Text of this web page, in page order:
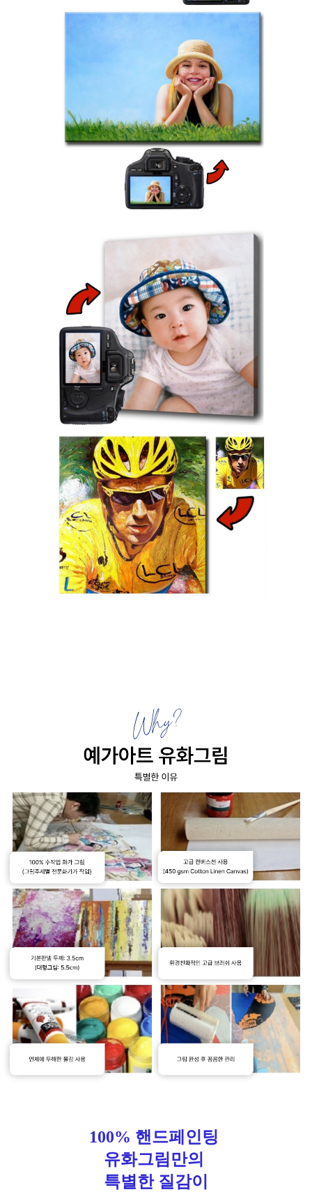
100% 핸드페인팅
유화그림만의
특별한 질감이